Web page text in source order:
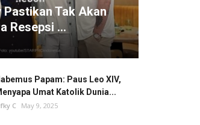
Pastikan Tak Akan
Resepsi ...
Papam: Paus Leo XIV,
Umat Katolik Dunia...
C May 9, 2025